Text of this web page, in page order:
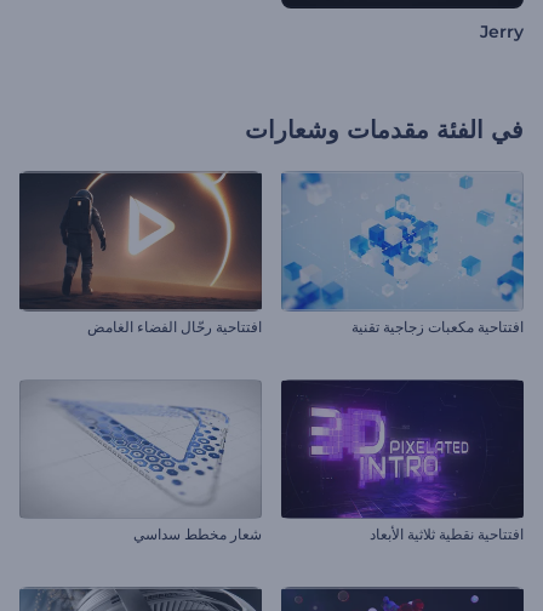
Jerry
في الفئة مقدمات وشعارات
افتتاحية مكعبات زجاجية تقنية افتتاحية رحّال الفضاء الغامض
افتتاحية نقطية ثلاثية الأبعاد شعار مخطط سداسي